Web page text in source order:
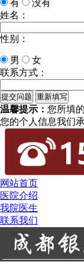
有
没有
姓名：
性别：
男
女
联系方式：
温馨提示： 您所填
您的个人信息我们
网站首页
医院介绍
我院医生
联系我们